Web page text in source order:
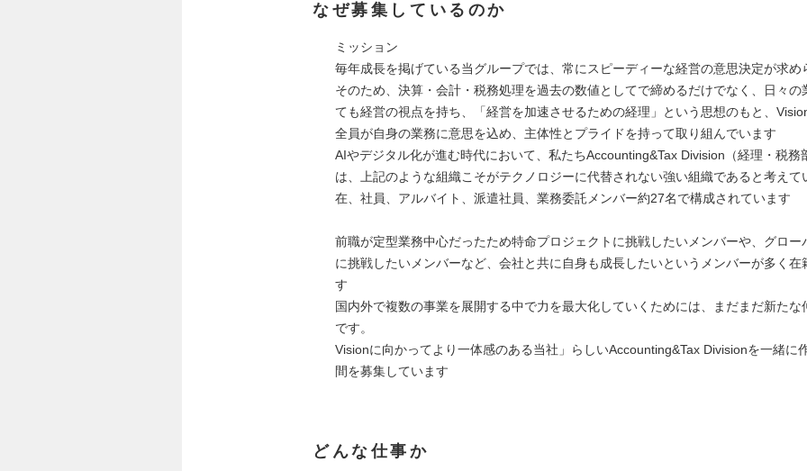
なぜ募集しているのか
ミッション
毎年成長を掲げている当グループでは、常にスピーディーな経営の意思決定が求め
そのため、決算・会計・税務処理を過去の数値としてで締めるだけでなく、日々の
ても経営の視点を持ち、「経営を加速させるための経理」という思想のもと、
全員が自身の業務に意思を込め、主体性とプライドを持って取り組んでいます
AIやデジタル化が進む時代において、私たちAccounting&Tax Division（経理・税務
は、上記のような組織こそがテクノロジーに代替されない強い組織であると考えて
在、社員、アルバイト、派遣社員、業務委託メンバー約27名で構成されています
前職が定型業務中心だったため特命プロジェクトに挑戦したいメンバーや、グロー
に挑戦したいメンバーなど、会社と共に自身も成長したいというメンバーが多く在
す
国内外で複数の事業を展開する中で力を最大化していくためには、まだまだ新たな
です。
Visionに向かってより一体感のある当社」らしいAccounting&Tax Divisionを一緒に
間を募集しています
どんな仕事か